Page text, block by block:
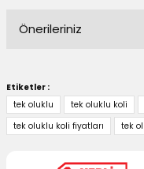
Önerileriniz
konularda yetersiz
kullanarak tarafımıza
Görüş ve önerileriniz
Etiketler :
tek oluklu
tek oluklu koli
tek oluklu koli fiyatları
tek